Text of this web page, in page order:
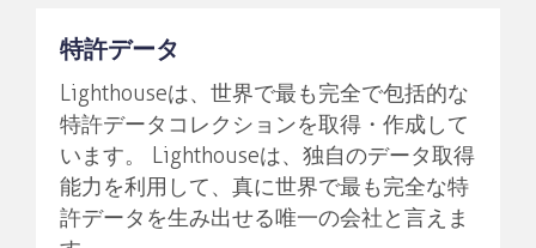
特許データ
Lighthouseは、世界で最も完全で包括的な
特許データコレクションを取得・作成して
います。 Lighthouseは、独自のデータ取得
能力を利用して、真に世界で最も完全な特
許データを生み出せる唯一の会社と言えま